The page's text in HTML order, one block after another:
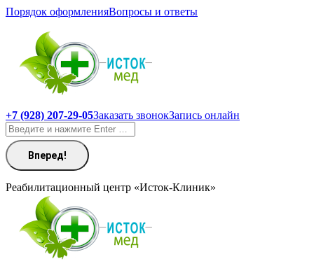
Перейти
содержанию
Порядок оформленияВопросы и ответы
+7 (928) 207-29-05Заказать звонокЗапись онлайн
Поиск:
Реабилитационный центр «Исток-Клиник»